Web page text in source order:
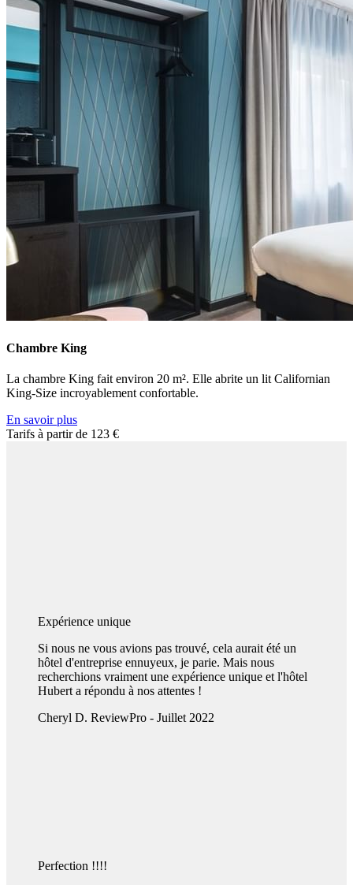
Chambre King
La chambre King fait environ 20 m². Elle abrite un lit Californian
King-Size incroyablement confortable.
En savoir plus
Tarifs à partir de 123 €
Expérience unique
Si nous ne vous avions pas trouvé, cela aurait été un
hôtel d'entreprise ennuyeux, je parie. Mais nous
recherchions vraiment une expérience unique et l'hôtel
Hubert a répondu à nos attentes !
Cheryl D. ReviewPro - Juillet 2022
Perfection !!!!